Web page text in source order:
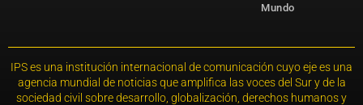
Mundo
IPS es una institución internacional de comunicación cuyo eje es una
agencia mundial de noticias que amplifica las voces del Sur y de la
sociedad civil sobre desarrollo, globalización, derechos humanos y